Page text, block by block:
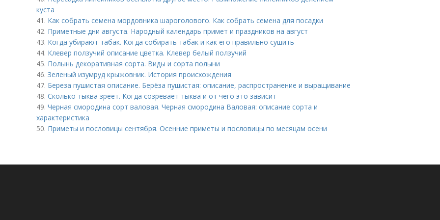
куста
41. Как собрать семена мордовника шароголового. Как собрать семена для посадки
42. Приметные дни августа. Народный календарь примет и праздников на август
43. Когда убирают табак. Когда собирать табак и как его правильно сушить
44. Клевер ползучий описание цветка. Клевер белый ползучий
45. Полынь декоративная сорта. Виды и сорта полыни
46. Зеленый изумруд крыжовник. История происхождения
47. Береза пушистая описание. Берёза пушистая: описание, распространение и выращивание
48. Сколько тыква зреет. Когда созревает тыква и от чего это зависит
49. Черная смородина сорт валовая. Черная смородина Валовая: описание сорта и
характеристика
50. Приметы и пословицы сентября. Осенние приметы и пословицы по месяцам осени